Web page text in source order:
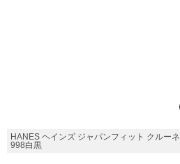
HANES ヘインズ ジャパンフィット クルー
998白黒